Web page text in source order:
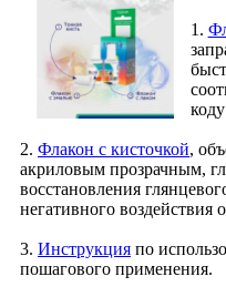
1.
2. Флакон с кисточкой,
акриловым прозрачным,
восстановления
негативного
3. Инструкция по
пошагового применения.